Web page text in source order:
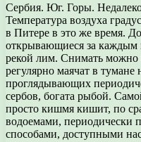
Сербия. Юг. Горы.
Температура воздуха
в Питере в это же время.
открывающиеся за каждым
рекой лим. Снимать можно
регулярно маячат в тумане
проглядывающих
сербов, богата рыбой.
просто кишмя кишит, по
водоемами, периодически
способами, доступными